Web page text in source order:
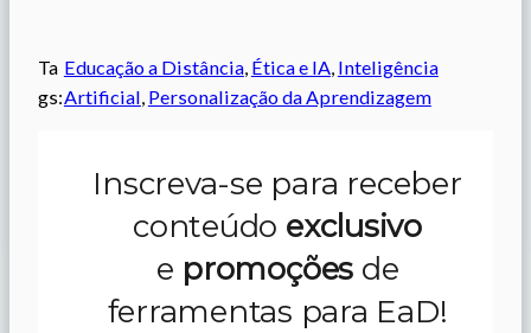
Ta
gs:
Educação a Distância, Ética e IA, Inteligência
Artificial, Personalização da Aprendizagem
Inscreva-se para receber
conteúdo exclusivo
e promoções de
ferramentas para EaD!